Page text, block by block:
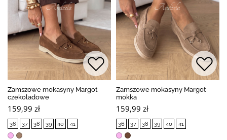
Zamszowe mokasyny Margot
czekoladowe
159,99 zł
36 37 38 39 40 41
Zamszowe mokasyny Margot
mokka
159,99 zł
36 37 38 39 40 41